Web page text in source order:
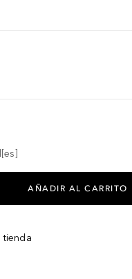
AÑADIR AL CARRITO
tienda